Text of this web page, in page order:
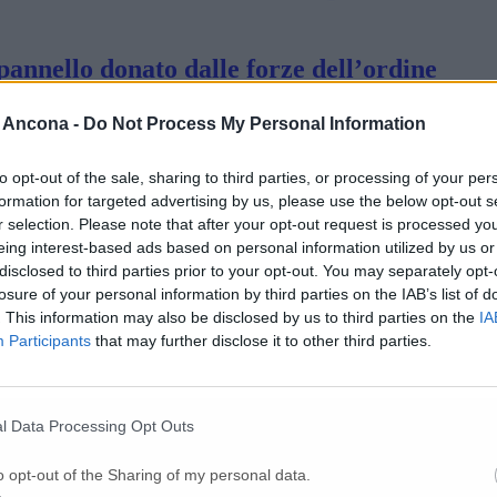
- Do Not Process My Personal Information
opt-out of the sale, sharing to third parties, or processing of your
for targeted advertising by us, please use the below opt-out
selection. Please note that after your opt-out request is processed
interest-based ads based on personal information utilized by us
to third parties prior to your opt-out. You may separately
of your personal information by third parties on the IAB’s list of
This information may also be disclosed by us to third parties on the
Participants that may further disclose it to other third parties.
Data Processing Opt Outs
opt-out of the Sharing of my personal data.
donato dalle forze dell’ordine
della Regione
le misure di prevenzione, termo
ancora il numero dei ricoveri
del governo